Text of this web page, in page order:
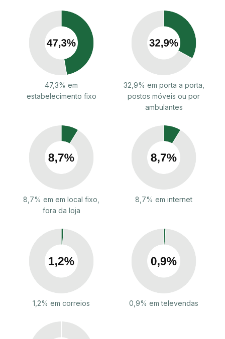
47,3% em
estabelecimento fixo
32,9% em porta a porta,
postos móveis ou por
ambulantes
8,7% em em local fixo,
fora da loja
8,7% em internet
1,2% em correios 0,9% em televendas